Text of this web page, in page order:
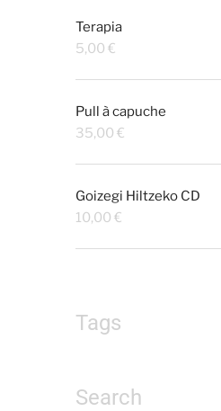
Terapia
5,00 €
Pull à capuche
35,00 €
Goizegi Hiltzeko CD
10,00 €
Tags
Search